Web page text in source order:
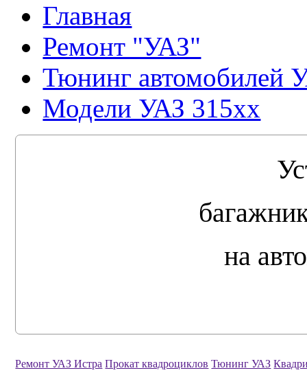
Главная
Ремонт "УАЗ"
Тюнинг автомобилей
Модели УАЗ 315xx
на
Ремонт УАЗ Истра Прокат квадроциклов Тюнинг УАЗ